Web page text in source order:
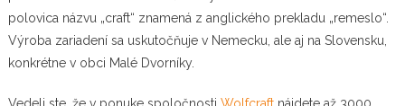
polovica názvu „craft“ znamená z anglického prekladu „remeslo“.
Výroba zariadení sa uskutočňuje v Nemecku, ale aj na Slovensku,
konkrétne v obci Malé Dvorníky.